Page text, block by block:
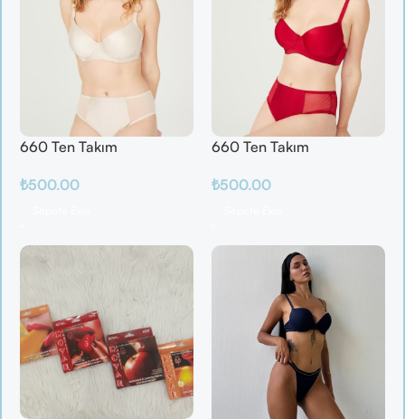
660 Ten Takım
₺500.00
660 Ten Takım
₺500.00